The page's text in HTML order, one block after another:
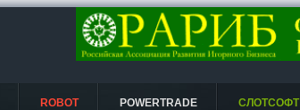
ROBOT POWERTRADE СЛОТСОФТ